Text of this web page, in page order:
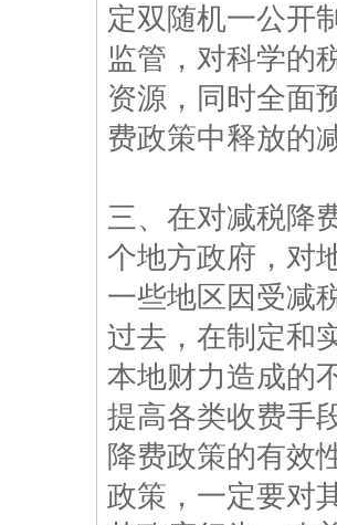
定双随机一公开
监管，对科学的
资源，同时全面
费政策中释放的
三、在对减税降
个地方政府，对
一些地区因受减
过去，在制定和
本地财力造成的
提高各类收费手
降费政策的有效
政策，一定要对